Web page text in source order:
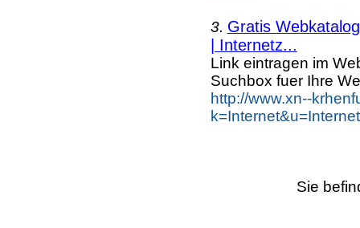
3. Gratis
| Internetz...
Link eintragen im
Suchbox fuer Ihre
http://www.xn--
Sie